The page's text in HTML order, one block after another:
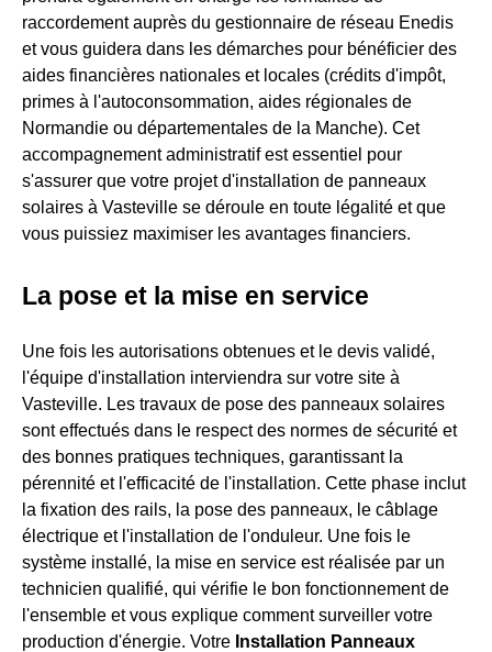
raccordement auprès du gestionnaire de réseau Enedis
et vous guidera dans les démarches pour bénéficier des
aides financières nationales et locales (crédits d'impôt,
primes à l'autoconsommation, aides régionales de
Normandie ou départementales de la Manche). Cet
accompagnement administratif est essentiel pour
s'assurer que votre projet d'installation de panneaux
solaires à Vasteville se déroule en toute légalité et que
vous puissiez maximiser les avantages financiers.
La pose et la mise en service
Une fois les autorisations obtenues et le devis validé,
l'équipe d'installation interviendra sur votre site à
Vasteville. Les travaux de pose des panneaux solaires
sont effectués dans le respect des normes de sécurité et
des bonnes pratiques techniques, garantissant la
pérennité et l'efficacité de l'installation. Cette phase inclut
la fixation des rails, la pose des panneaux, le câblage
électrique et l'installation de l'onduleur. Une fois le
système installé, la mise en service est réalisée par un
technicien qualifié, qui vérifie le bon fonctionnement de
l'ensemble et vous explique comment surveiller votre
production d'énergie. Votre Installation Panneaux